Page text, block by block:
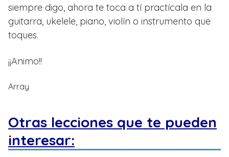
siempre digo, ahora te toca a tí practícala en la
guitarra, ukelele, piano, violín o instrumento que
toques.
¡¡Animo!!
Array
Otras lecciones que te pueden
interesar: